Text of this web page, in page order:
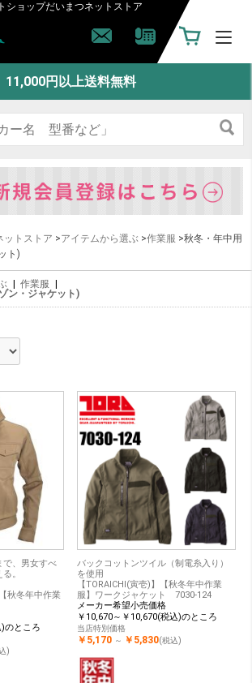
ショップだいまつネットストア
11,000円以上送料無料
ットストア >アイテムから選ぶ >作業服 >秋冬・年中用
ト)
| 作業服 |
ン・ジャケット)
で、男女すべ
。
秋冬年中作業
のところ
)
バックコットンツイル（制電糸入り）
を使用
【TORAICHI(寅壱)】【秋冬年中作業
服】ワークジャケット 7030-124
メーカー希望小売価格
￥10,670～￥10,670(税込)のところ
当店特別価格
￥5,170 ～ ￥5,830(税込)